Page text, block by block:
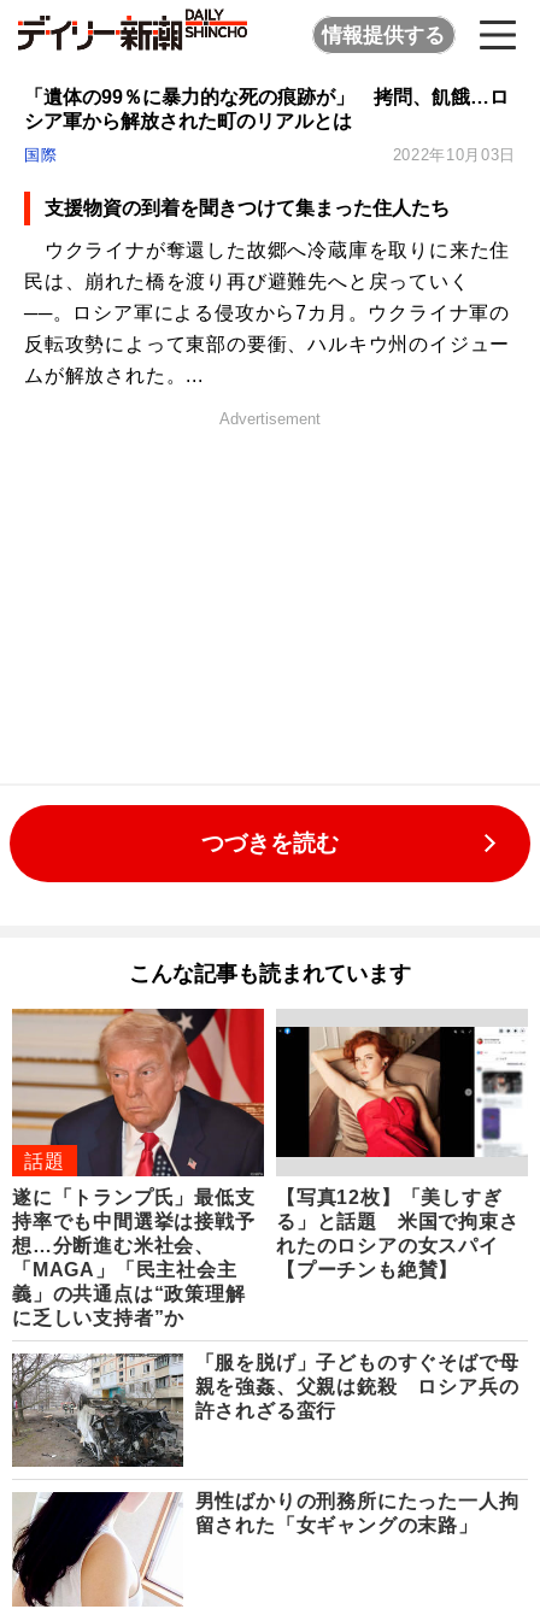
情報提供する
「遺体の99％に暴力的な死の痕跡が」 拷問、飢餓…ロ
シア軍から解放された町のリアルとは
国際 2022年10月03日
支援物資の到着を聞きつけて集まった住人たち
ウクライナが奪還した故郷へ冷蔵庫を取りに来た住
民は、崩れた橋を渡り再び避難先へと戻っていく
──。ロシア軍による侵攻から7カ月。ウクライナ軍の
反転攻勢によって東部の要衝、ハルキウ州のイジュー
ムが解放された。...
Advertisement
つづきを読む
こんな記事も読まれています
話題
遂に「トランプ氏」最低支
持率でも中間選挙は接戦予
想…分断進む米社会、
「MAGA」「民主社会主
義」の共通点は“政策理解
に乏しい支持者”か
【写真12枚】「美しすぎ
る」と話題 米国で拘束さ
れたのロシアの女スパイ
【プーチンも絶賛】
「服を脱げ」子どものすぐそばで母
親を強姦、父親は銃殺 ロシア兵の
許されざる蛮行
男性ばかりの刑務所にたった一人拘
留された「女ギャングの末路」